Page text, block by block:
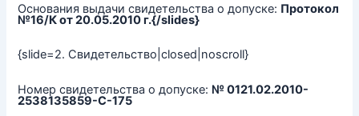
Основания выдачи свидетельства о допуске: Протокол
№16/К от 20.05.2010 г.{/slides}
{slide=2. Свидетельство|closed|noscroll}
Номер свидетельства о допуске: № 0121.02.2010-
2538135859-С-175